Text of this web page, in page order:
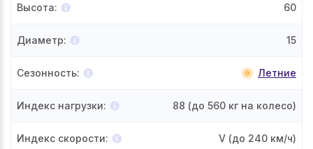
Высота: 60
Диаметр: 15
Сезонность: Летние
Индекс нагрузки: 88 (до 560 кг на колесо)
Индекс скорости: V (до 240 км/ч)